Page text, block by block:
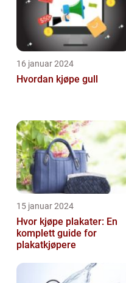
16 januar 2024
Hvordan kjøpe gull
15 januar 2024
Hvor kjøpe plakater: En
komplett guide for
plakatkjøpere